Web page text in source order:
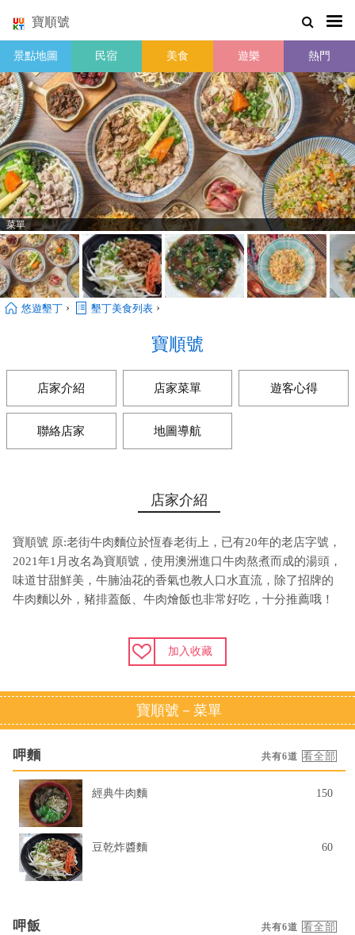
寶順號
景點地圖 民宿 美食 遊樂 熱門
菜單
悠遊墾丁 › 墾丁美食列表 ›
寶順號
店家介紹 店家菜單 遊客心得
聯絡店家 地圖導航
店家介紹
寶順號 原:老街牛肉麵位於恆春老街上，已有20年的老店字號，
2021年1月改名為寶順號，使用澳洲進口牛肉熬煮而成的湯頭，
味道甘甜鮮美，牛腩油花的香氣也教人口水直流，除了招牌的
牛肉麵以外，豬排蓋飯、牛肉燴飯也非常好吃，十分推薦哦！
加入收藏
寶順號－菜單
呷麵 共有6道
經典牛肉麵 150
豆乾炸醬麵 60
呷飯 共有6道